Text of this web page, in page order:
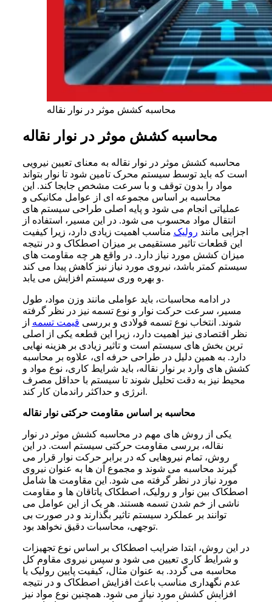
محاسبه کشش موثر در نوار نقاله
محاسبه کشش موثر در نوار نقاله
محاسبه کشش موثر در نوار نقاله به معنای تعیین نیرویی
است که باید توسط سیستم محرک تامین شود تا نوار بتواند
مواد را بدون توقف و با سرعت مشخص جابجا کند. این
محاسبه بر اساس مجموعه ای از عوامل مکانیکی و
عملیاتی انجام می شود و پایه اصلی طراحی سیستم های
انتقال مواد محسوب می شود. در این مسیر، استفاده از
اجزایی مانند رولیک مناسب اهمیت زیادی دارد، زیرا کیفیت
این قطعات تاثیر مستقیمی بر میزان اصطکاک و در نتیجه
میزان کشش مورد نیاز دارد. در واقع هر چه مقاومت های
سیستم کمتر باشد، نیروی مورد نیاز نیز کاهش پیدا می کند
و بهره وری سیستم افزایش می یابد.
در ادامه محاسبات، باید عواملی مانند وزن مواد، طول
مسیر، سرعت حرکت نوار و نوع تسمه نیز در نظر گرفته
شوند. انتخاب نوع تسمه فولادی و بررسی قیمت تسمه از
نظر اقتصادی نیز اهمیت دارد، زیرا این قطعه یکی از اصلی
ترین بخش های سیستم است و تاثیر زیادی بر هزینه نهایی
دارد. به همین دلیل در طراحی حرفه ای، علاوه بر محاسبه
کشش‌ های وارد بر نوار نقاله، باید شرایط کاری، نوع مواد و
محیط نیز به دقت تحلیل شوند تا سیستم با حداقل مصرف
انرژی و حداکثر راندمان کار کند.
محاسبه بر اساس مقاومت حرکتی نوار نقاله
یکی از روش های مهم در محاسبه کشش موثر در نوار
نقاله، بررسی مقاومت حرکتی سیستم است. در این
روش، تمام نیروهایی که در برابر حرکت نوار قرار می
گیرند محاسبه می شوند و مجموع آن ها به عنوان نیروی
مورد نیاز در نظر گرفته می شود. این مقاومت ها شامل
اصطکاک بین نوار و رولیک، اصطکاک یاتاقان ها و مقاومت
ناشی از خم شدن تسمه هستند. هر یک از این عوامل می
توانند بر عملکرد سیستم تاثیر بگذارند و در صورت بی
توجهی، محاسبات دقیق نخواهد بود.
در این روش، ابتدا ضرایب اصطکاک بر اساس نوع تجهیزات
و شرایط کاری تعیین می شود و سپس نیروی مقاوم کل
محاسبه می گردد. به عنوان مثال، کیفیت پایین رولیک یا
عدم نگهداری مناسب باعث افزایش اصطکاک و در نتیجه
افزایش کشش مورد نیاز می شود. همچنین نوع مواد نیز